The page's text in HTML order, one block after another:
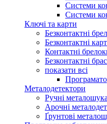
Системи
Системи
Ключі та карти
Безконтактні
Безконтактні
Контактні
Безконтактні
показати всі
Металодетектори
Ручні
Арочні
Ґрунтові